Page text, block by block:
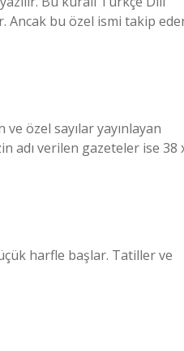
Ancak bu özel ismi takip
özel sayılar yayınlayan
adı verilen gazeteler ise 38
harfle başlar. Tatiller ve